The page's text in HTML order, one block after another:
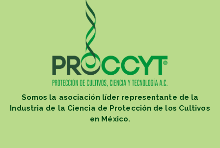
Somos la asociación líder representante de la
Industria de la Ciencia de Protección de los Cultivos
en México.